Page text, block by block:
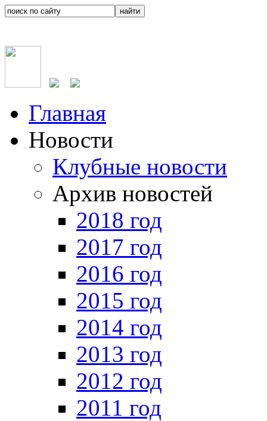
Главная
Новости
Клубные новости
Архив новостей
2018 год
2017 год
2016 год
2015 год
2014 год
2013 год
2012 год
2011 год